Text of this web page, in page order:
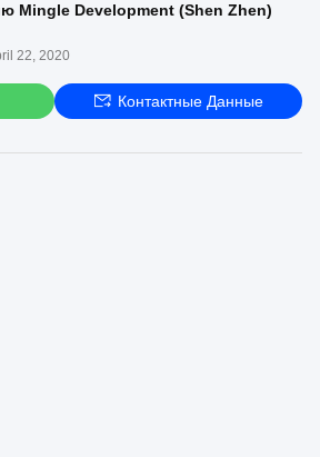
Mingle Development (Shen Zhen)
22, 2020
Контактные Данные